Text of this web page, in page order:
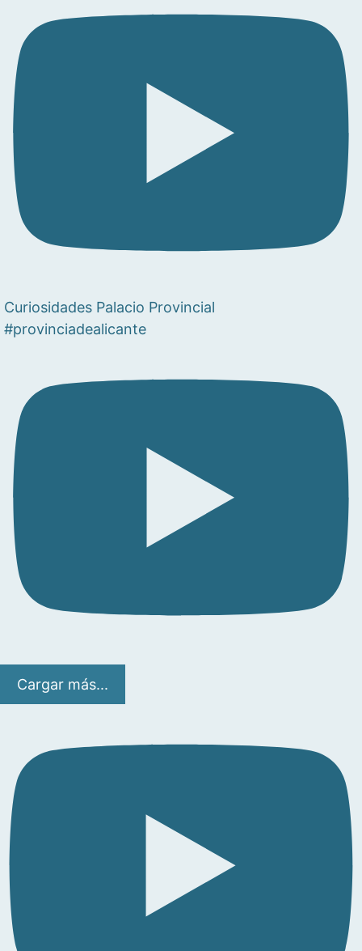
Curiosidades Palacio Provincial
#provinciadealicante
Cargar más...